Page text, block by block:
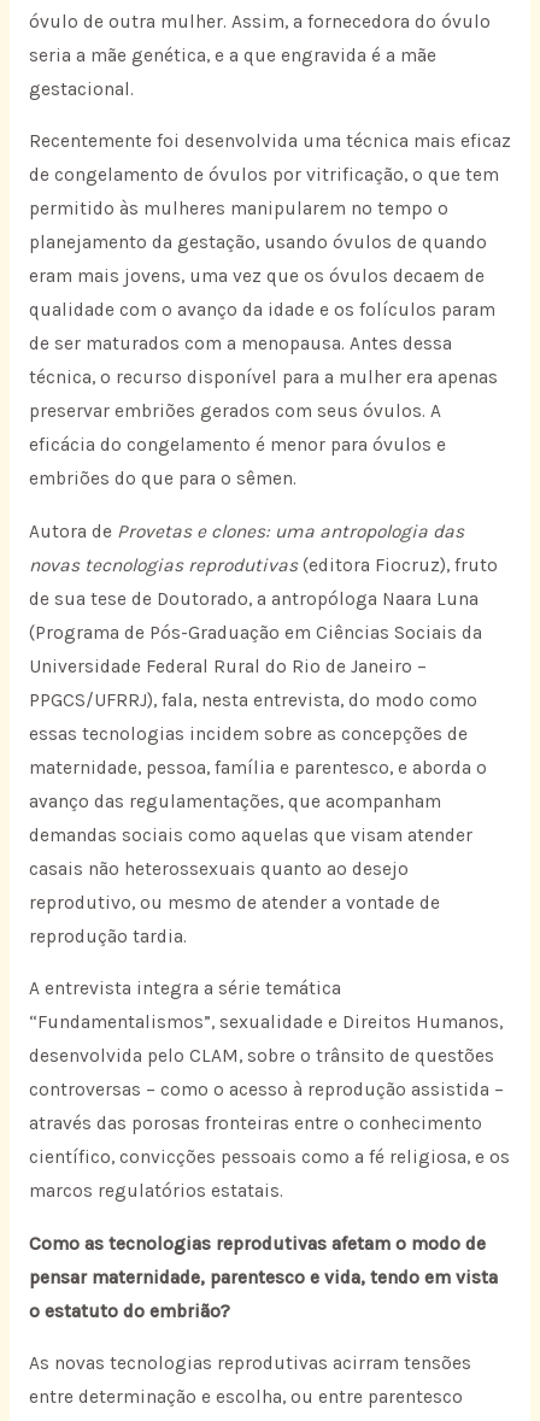
óvulo de outra mulher. Assim, a fornecedora do óvulo
seria a mãe genética, e a que engravida é a mãe
gestacional.
Recentemente foi desenvolvida uma técnica mais eficaz
de congelamento de óvulos por vitrificação, o que tem
permitido às mulheres manipularem no tempo o
planejamento da gestação, usando óvulos de quando
eram mais jovens, uma vez que os óvulos decaem de
qualidade com o avanço da idade e os folículos param
de ser maturados com a menopausa. Antes dessa
técnica, o recurso disponível para a mulher era apenas
preservar embriões gerados com seus óvulos. A
eficácia do congelamento é menor para óvulos e
embriões do que para o sêmen.
Autora de Provetas e clones: uma antropologia das
novas tecnologias reprodutivas(editora Fiocruz), fruto
de sua tese de Doutorado, a antropóloga Naara Luna
(Programa de Pós-Graduação em Ciências Sociais da
Universidade Federal Rural do Rio de Janeiro –
PPGCS/UFRRJ), fala, nesta entrevista, do modo como
essas tecnologias incidem sobre as concepções de
maternidade, pessoa, família e parentesco, e aborda o
avanço das regulamentações, que acompanham
demandas sociais como aquelas que visam atender
casais não heterossexuais quanto ao desejo
reprodutivo, ou mesmo de atender a vontade de
reprodução tardia.
A entrevista integra a série temática
“Fundamentalismos”, sexualidade e Direitos Humanos,
desenvolvida pelo CLAM, sobre o trânsito de questões
controversas – como o acesso à reprodução assistida –
através das porosas fronteiras entre o conhecimento
científico, convicções pessoais como a fé religiosa, e os
marcos regulatórios estatais.
Como as tecnologias reprodutivas afetam o modo de
pensar maternidade, parentesco e vida, tendo em vista
o estatuto do embrião?
As novas tecnologias reprodutivas acirram tensões
entre determinação e escolha, ou entre parentesco